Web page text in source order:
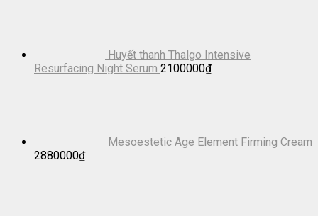
Huyết thanh Thalgo Intensive
Resurfacing Night Serum 2100000₫
Mesoestetic Age Element Firming Cream
2880000₫